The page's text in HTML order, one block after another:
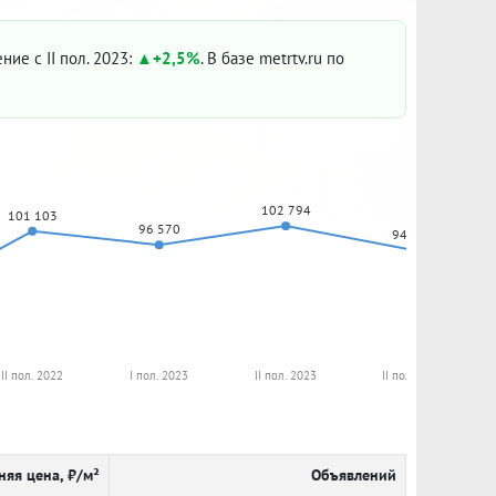
с II пол. 2023: +2,5%. В базе metrtv.ru по
101 103
96 570
102 794
94 918
II пол. 2022 I пол. 2023 II пол. 2023 II пол. 2024
цена, ₽/м² Объявлений